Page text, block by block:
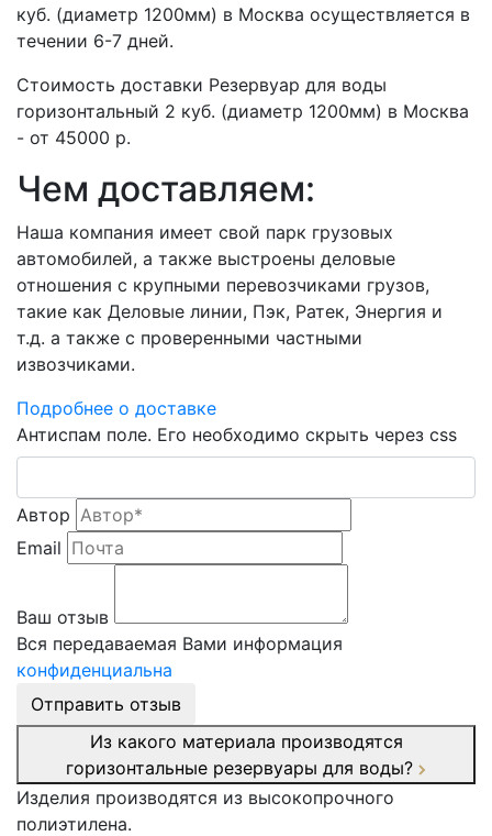
куб. (диаметр 1200мм) в Москва осуществляется в
течении 6-7 дней.
Стоимость доставки Резервуар для воды
горизонтальный 2 куб. (диаметр 1200мм) в Москва
- от 45000 р.
Чем доставляем:
Наша компания имеет свой парк грузовых
автомобилей, а также выстроены деловые
отношения с крупными перевозчиками грузов,
такие как Деловые линии, Пэк, Ратек, Энергия и
т.д. а также с проверенными частными
извозчиками.
Подробнее о доставке
Антиспам поле. Его необходимо скрыть через css
Автор
Email
Ваш отзыв
Вся передаваемая Вами информация
конфиденциальна
Отправить отзыв
Из какого материала производятся
горизонтальные резервуары для воды?
Изделия производятся из высокопрочного
полиэтилена.